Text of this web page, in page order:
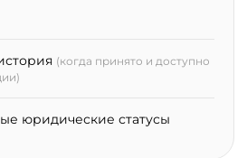
(когда принято и доступно
юридические статусы